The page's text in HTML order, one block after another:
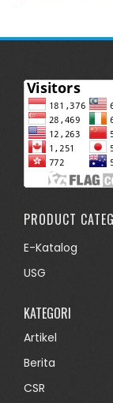
PRODUCT
E-Katalog
USG
KATEGORI
Artikel
Berita
CSR